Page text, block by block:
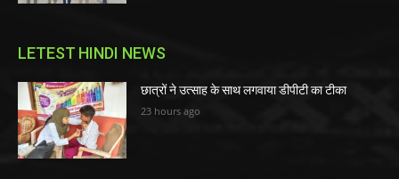
LETEST HINDI NEWS
छात्रों ने उत्साह के साथ लगवाया डीपीटी का टीका
23 hours ago